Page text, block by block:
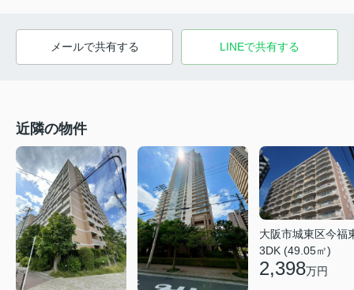
メールで共有する LINEで共有する
近隣の物件
大阪市城東区今福
3DK (49.05㎡)
2,398万円